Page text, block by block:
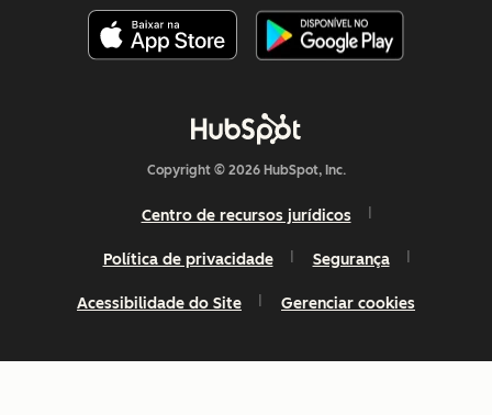
Copyright © 2026 HubSpot, Inc.
Centro de recursos jurídicos
Política de privacidade Segurança
Acessibilidade do Site Gerenciar cookies